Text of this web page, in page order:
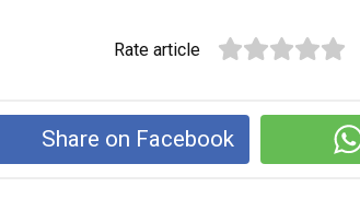
Rate article
Share on Facebook